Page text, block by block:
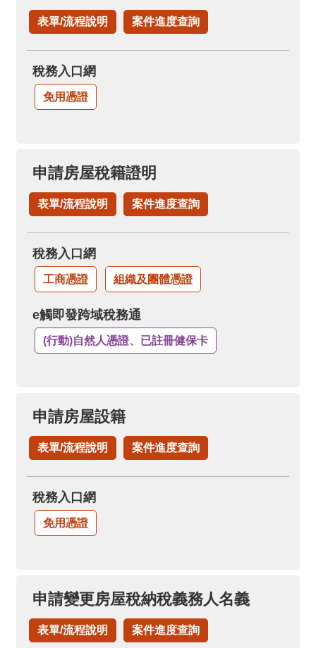
表單/流程說明 案件進度查詢
稅務入口網
免用憑證
申請房屋稅籍證明
表單/流程說明 案件進度查詢
稅務入口網
工商憑證 組織及團體憑證
e觸即發跨域稅務通
(行動)自然人憑證、已註冊健保卡
申請房屋設籍
表單/流程說明 案件進度查詢
稅務入口網
免用憑證
申請變更房屋稅納稅義務人名義
表單/流程說明 案件進度查詢